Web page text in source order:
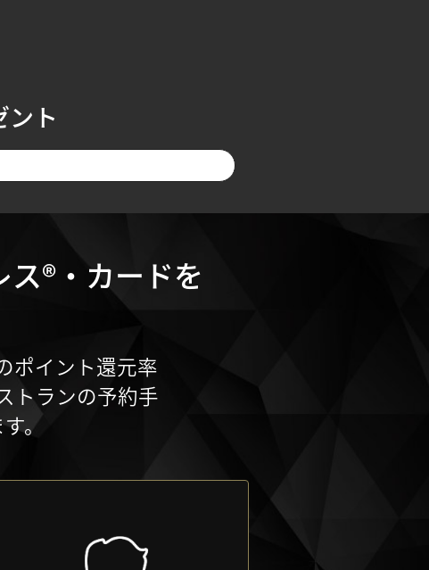
ント
®・カードを
ポイント還元率
トランの予約手
。